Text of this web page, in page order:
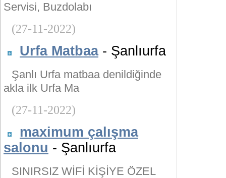
Servisi, Buzdolabı
(27-11-2022)
Urfa Matbaa- Şanlıurfa
Şanlı Urfa matbaa denildiğinde
akla ilk Urfa Ma
(27-11-2022)
maximum çalışma
salonu - Şanlıurfa
SINIRSIZ WİFİ KİŞİYE ÖZEL